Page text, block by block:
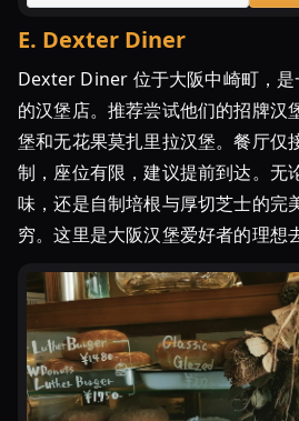
E. Dexter Diner
Dexter Diner 位于大阪中崎町，
的汉堡店。推荐尝试他们的招牌汉
堡和无花果莫扎里拉汉堡。餐厅仅
制，座位有限，建议提前到达。无
味，还是自制培根与厚切芝士的完
穷。这里是大阪汉堡爱好者的理想